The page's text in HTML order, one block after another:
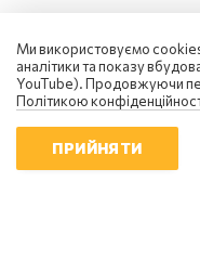
Ми використовуємо
аналітики та показу
YouTube). Продовжуючи
Політикою
ПРИЙНЯТИ